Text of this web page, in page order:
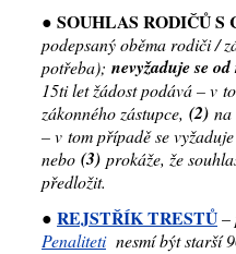
● SOUHLAS RODIČŮ
podepsaný oběma rodiči /
potřeba); nevyžaduje se
15ti let žádost podává – v
zákonného zástupce, (2) na
– v tom případě se
nebo (3) prokáže, že
předložit.
● REJSTŘÍK TRESTŮ–
Penalitetinesmí být starší